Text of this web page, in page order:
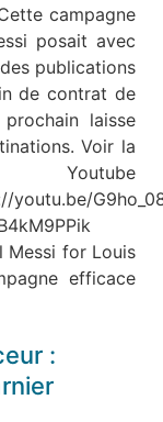
campagne
posait avec
publications
de contrat de
laisse
Voir la
youtu.be/
Messi for Louis
efficace
: